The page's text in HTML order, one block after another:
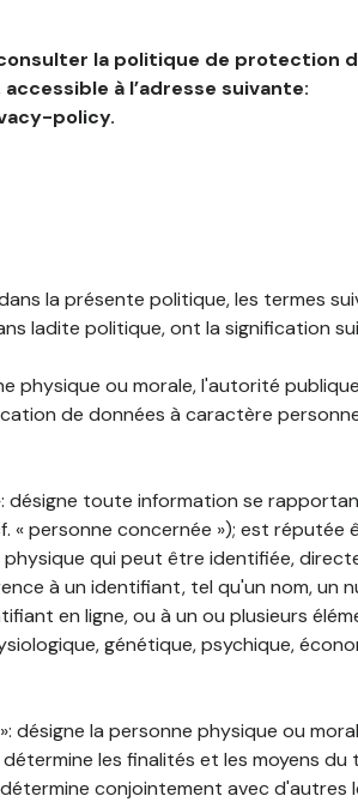
la politique de protection
à l’adresse suivante:
policy.
la présente politique, les termes
ladite politique, ont la signification
physique ou morale, l'autorité
de données à caractère
désigne toute information se
« personne concernée »); est réputée
qui peut être identifiée,
à un identifiant, tel qu'un nom, un
en ligne, ou à un ou plusieurs
génétique, psychique,
désigne la personne physique ou
les finalités et les moyens
conjointement avec d'autres